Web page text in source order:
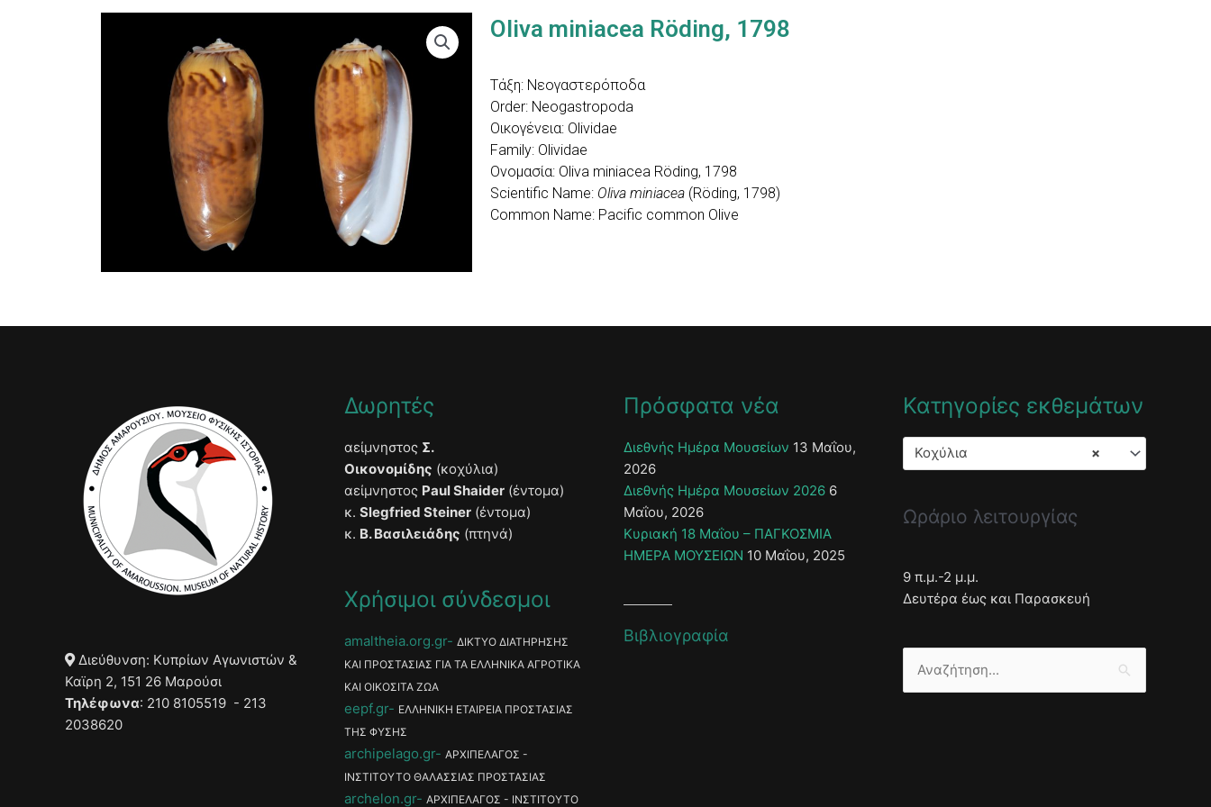
Oliva miniacea Röding, 1798
Τάξη: Νεογαστερόποδα
Order: Neogastropoda
Οικογένεια: Olividae
Family: Olividae
Ονομασία: Oliva miniacea Röding, 1798
Scientific Name: Oliva miniacea (Röding, 1798)
Common Name: Pacific common Olive
Διεύθυνση: Κυπρίων Αγωνιστών &
Καϊρη 2, 151 26 Μαρούσι
Τηλέφωνα: 210 8105519 - 213
2038620
Δωρητές
αείμνηστος Σ.
Οικονομίδης (κοχύλια)
αείμνηστος Paul Shaider (έντομα)
κ. Slegfried Steiner (έντομα)
κ. Β. Βασιλειάδης (πτηνά)
Χρήσιμοι σύνδεσμοι
amaltheia.org.gr
ΔΙΚΤΥΟ ΔΙΑΤΗΡΗΣΗΣ
ΚΑΙ ΠΡΟΣΤΑΣΙΑΣ ΓΙΑ ΤΑ ΕΛΛΗΝΙΚΑ ΑΓΡΟΤΙΚΑ
ΚΑΙ ΟΙΚΟΣΙΤΑ ΖΩΑ
eepf.gr
ΕΛΛΗΝΙΚΗ ΕΤΑΙΡΕΙΑ ΠΡΟΣΤΑΣΙΑΣ
ΤΗΣ ΦΥΣΗΣ
archipelago.gr
ΑΡΧΙΠΕΛΑΓΟΣ -
ΙΝΣΤΙΤΟΥΤΟ ΘΑΛΑΣΣΙΑΣ ΠΡΟΣΤΑΣΙΑΣ
archelon.gr ΑΡΧΙΠΕΛΑΓΟΣ - ΙΝΣΤΙΤΟΥΤΟ
Πρόσφατα νέα
Διεθνής Ημέρα Μουσείων 13 Μαΐου,
2026
Διεθνής Ημέρα Μουσείων 2026 6
Μαΐου, 2026
Κυριακή 18 Μαΐου – ΠΑΓΚΟΣΜΙΑ
ΗΜΕΡΑ ΜΟΥΣΕΙΩΝ 10 Μαΐου, 2025
Βιβλιογραφία
Κατηγορίες εκθεμάτων
×
Κοχύλια
Ωράριο λειτουργίας
9 π.μ.-2 μ.μ.
Δευτέρα έως και Παρασκευή
Αναζήτηση
για: